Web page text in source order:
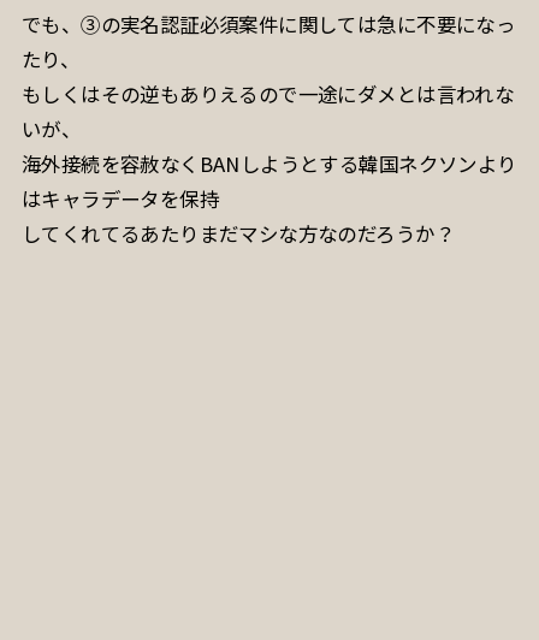
でも、③の実名認証必須案件に関しては急に不要になっ
たり、
もしくはその逆もありえるので一途にダメとは言われな
いが、
海外接続を容赦なくBANしようとする韓国ネクソンより
はキャラデータを保持
してくれてるあたりまだマシな方なのだろうか？